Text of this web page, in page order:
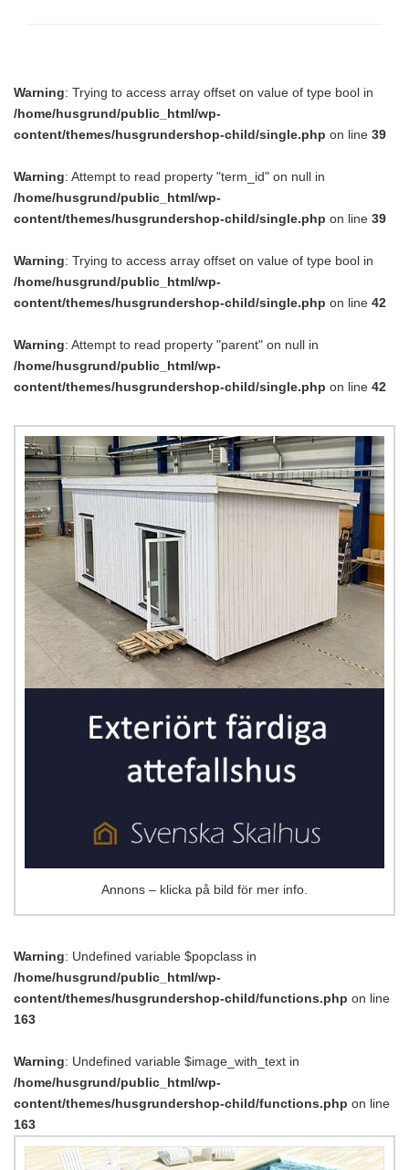
Warning: Trying to access array offset on value of type bool in
/home/husgrund/public_html/wp-
content/themes/husgrundershop-child/single.php on line 39
Warning: Attempt to read property "term_id" on null in
/home/husgrund/public_html/wp-
content/themes/husgrundershop-child/single.php on line 39
Warning: Trying to access array offset on value of type bool in
/home/husgrund/public_html/wp-
content/themes/husgrundershop-child/single.php on line 42
Warning: Attempt to read property "parent" on null in
/home/husgrund/public_html/wp-
content/themes/husgrundershop-child/single.php on line 42
Annons – klicka på bild för mer info.
Warning: Undefined variable $popclass in
/home/husgrund/public_html/wp-
content/themes/husgrundershop-child/functions.php on line
163
Warning: Undefined variable $image_with_text in
/home/husgrund/public_html/wp-
content/themes/husgrundershop-child/functions.php on line
163